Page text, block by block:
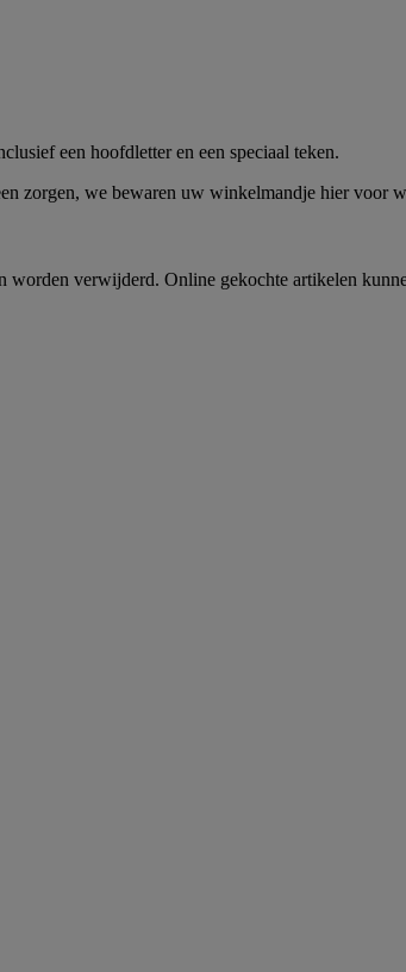
een hoofdletter en een speciaal teken.
zorgen, we bewaren uw winkelmandje hier voor
verwijderd. Online gekochte artikelen